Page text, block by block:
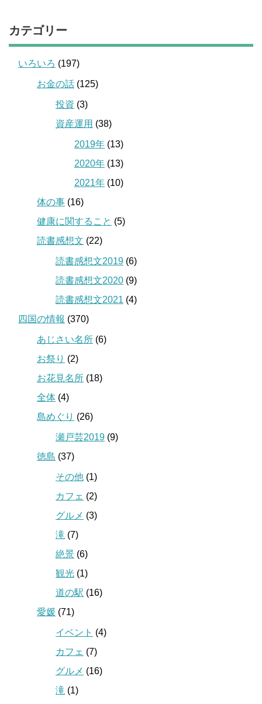
カテゴリー
いろいろ (197)
お金の話 (125)
投資 (3)
資産運用 (38)
2019年 (13)
2020年 (13)
2021年 (10)
体の事 (16)
健康に関すること (5)
読書感想文 (22)
読書感想文2019 (6)
読書感想文2020 (9)
読書感想文2021 (4)
四国の情報 (370)
あじさい名所 (6)
お祭り (2)
お花見名所 (18)
全体 (4)
島めぐり (26)
瀬戸芸2019 (9)
徳島 (37)
その他 (1)
カフェ (2)
グルメ (3)
滝 (7)
絶景 (6)
観光 (1)
道の駅 (16)
愛媛 (71)
イベント (4)
カフェ (7)
グルメ (16)
滝 (1)